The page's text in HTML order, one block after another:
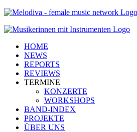
HOME
NEWS
REPORTS
REVIEWS
TERMINE
KONZERTE
WORKSHOPS
BAND-INDEX
PROJEKTE
ÜBER UNS